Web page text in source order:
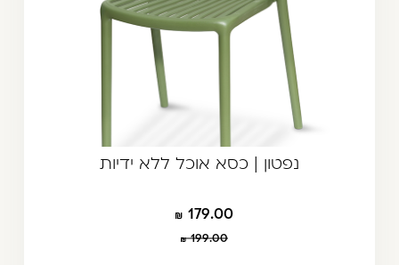
נפטון | כסא אוכל ללא ידיות
179.00
199.00